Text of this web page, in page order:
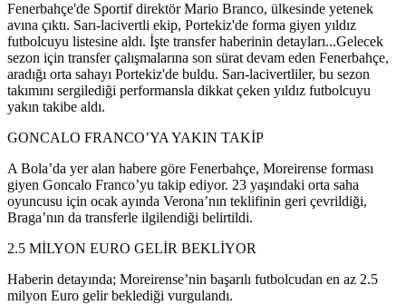
Fenerbahçe'de Sportif direktör Mario Branco, ülkesinde yetenek
avına çıktı. Sarı-lacivertli ekip, Portekiz'de forma giyen yıldız
futbolcuyu listesine aldı. İşte transfer haberinin detayları...Gelecek
sezon için transfer çalışmalarına son sürat devam eden Fenerbahçe,
aradığı orta sahayı Portekiz'de buldu. Sarı-lacivertliler, bu sezon
takımını sergilediği performansla dikkat çeken yıldız futbolcuyu
yakın takibe aldı.
GONCALO FRANCO’YA YAKIN TAKİP
A Bola’da yer alan habere göre Fenerbahçe, Moreirense forması
giyen Goncalo Franco’yu takip ediyor. 23 yaşındaki orta saha
oyuncusu için ocak ayında Verona’nın teklifinin geri çevrildiği,
Braga’nın da transferle ilgilendiği belirtildi.
2.5 MİLYON EURO GELİR BEKLİYOR
Haberin detayında; Moreirense’nin başarılı futbolcudan en az 2.5
milyon Euro gelir beklediği vurgulandı.